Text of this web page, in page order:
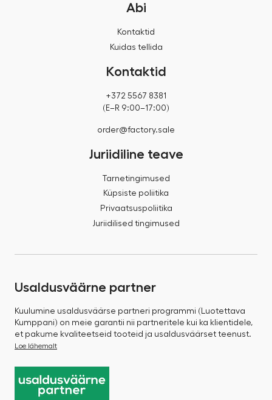
Abi
Kontaktid
Kuidas tellida
Kontaktid
+372 5567 8381
(E–R 9:00–17:00)
order@factory.sale
Juriidiline teave
Tarnetingimused
Küpsiste poliitika
Privaatsuspoliitika
Juriidilised tingimused
Usaldusväärne partner
Kuulumine usaldusväärse partneri programmi (Luotettava
Kumppani) on meie garantii nii partneritele kui ka klientidele,
et pakume kvaliteetseid tooteid ja usaldusväärset teenust.
Loe lähemalt